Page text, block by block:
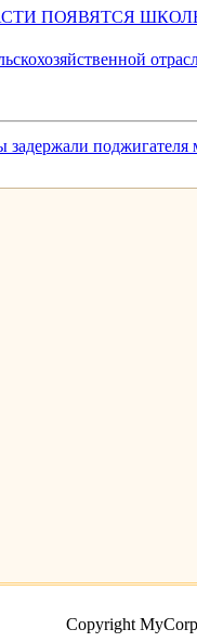
ПОЯВЯТСЯ
поджигателя
Copyright